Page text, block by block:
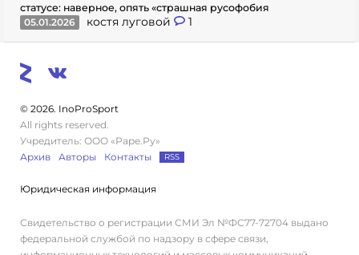
статусе: наверное, опять «страшная русофобия
05.01.2026
костя луговой 1
© 2026. InoProSport
All rights reserved.
Учредитель: ООО «Раре.Ру»
Архив
Авторы Контакты RSS
Юридическая информация
Свидетельство о регистрации СМИ Эл №ФС77-72704 выдано
федеральной службой по надзору в сфере связи,